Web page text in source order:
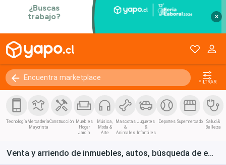
×
FILTRAR
Tecnología Mercadería
Mayorista
Construcción Muebles
Hogar
Jardín
Música,
Moda &
Arte
Mascotas
&
Animales
Juguetes
&
Infantiles
Deportes Supermercado
Salud &
Belleza
Venta y arriendo de inmuebles, autos, búsqueda de empleo y bienes de consumo en Chile